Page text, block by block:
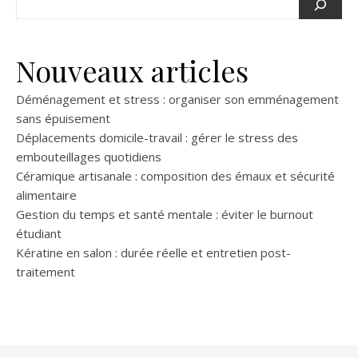
Nouveaux articles
Déménagement et stress : organiser son emménagement
sans épuisement
Déplacements domicile-travail : gérer le stress des
embouteillages quotidiens
Céramique artisanale : composition des émaux et sécurité
alimentaire
Gestion du temps et santé mentale : éviter le burnout
étudiant
Kératine en salon : durée réelle et entretien post-
traitement